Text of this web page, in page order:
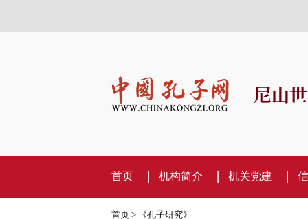
尼山
首页 机构简介 机关党建
首页> 《孔子研究》